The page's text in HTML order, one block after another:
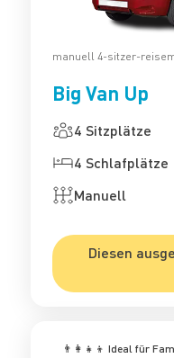
manuell 4-sitzer-
Big Van Up
4 Sitzplätze
4 Schlafplätze
Manuell
Diesen
👨‍👩‍👧‍👦 Ideal für